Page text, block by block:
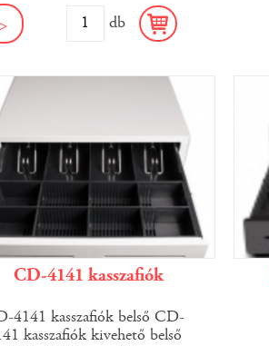
db
CD-4141 kasszafiók
4141 kasszafiók belső CD-
kasszafiók kivehető belső